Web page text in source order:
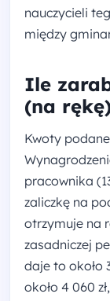
nauczycieli
między
Ile
(na
Kwoty
pracownika
zaliczkę na
otrzymuje na
zasadniczej
daje to około
około 4 060